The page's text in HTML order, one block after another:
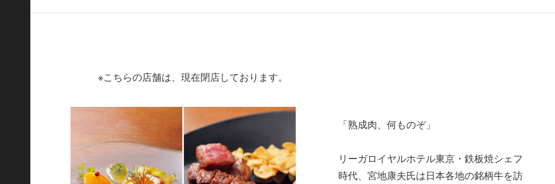
※こちらの店舗は、現在閉店しております。
「熟成肉、何ものぞ」
リーガロイヤルホテル東京・鉄板焼シェフ
時代、宮地康夫氏は日本各地の銘柄牛を訪